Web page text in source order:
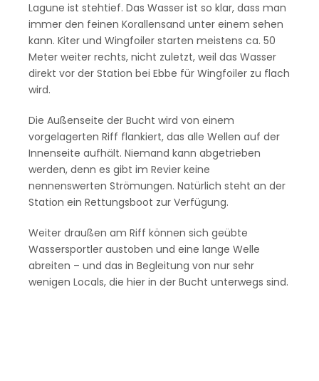
Lagune ist stehtief. Das Wasser ist so klar, dass man
immer den feinen Korallensand unter einem sehen
kann. Kiter und Wingfoiler starten meistens ca. 50
Meter weiter rechts, nicht zuletzt, weil das Wasser
direkt vor der Station bei Ebbe für Wingfoiler zu flach
wird.
Die Außenseite der Bucht wird von einem
vorgelagerten Riff flankiert, das alle Wellen auf der
Innenseite aufhält. Niemand kann abgetrieben
werden, denn es gibt im Revier keine
nennenswerten Strömungen. Natürlich steht an der
Station ein Rettungsboot zur Verfügung.
Weiter draußen am Riff können sich geübte
Wassersportler austoben und eine lange Welle
abreiten – und das in Begleitung von nur sehr
wenigen Locals, die hier in der Bucht unterwegs sind.